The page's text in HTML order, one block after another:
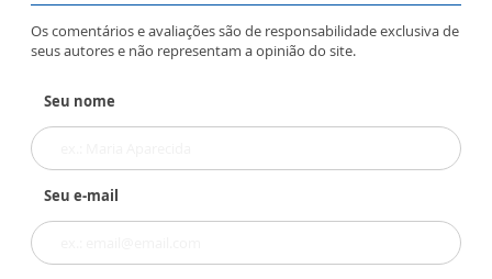
Os comentários e avaliações são de responsabilidade exclusiva de
seus autores e não representam a opinião do site.
Seu nome
Seu e-mail